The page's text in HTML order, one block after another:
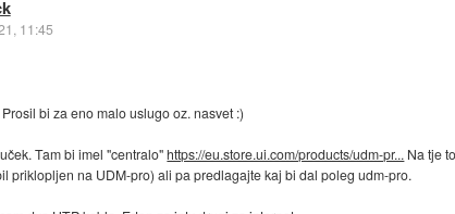
11:45
bi za eno malo uslugo oz. nasvet :)
Tam bi imel "centralo"https://eu.store.ui.com/products/udm-pr... Na tje
priklopljen na UDM-pro) ali pa predlagajte kaj bi dal poleg udm-pro.